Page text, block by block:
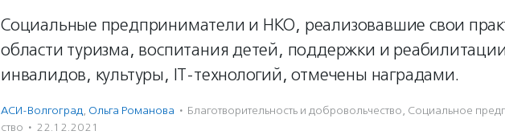
Социальные предприниматели и НКО, реализовавшие свои
области туризма, воспитания детей, поддержки и реабилитации
инвалидов, культуры, IT-технологий, отмечены наградами.
АСИ-Волгоград, Ольга Романова · Благотвори­тель­ность и доброволь­чест­во, Социальное
ство · 22.12.2021